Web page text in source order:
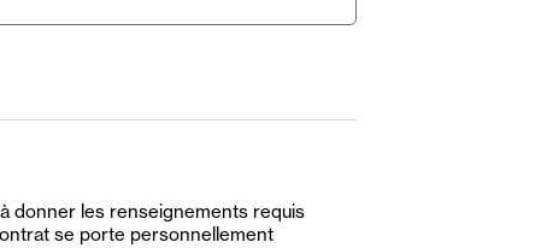
donner les renseignements requis
se porte personnellement